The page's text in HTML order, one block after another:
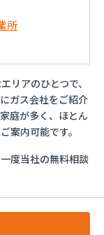
所
リアのひとつで、
ガス会社をご紹介
庭が多く、ほとん
案内可能です。
度当社の無料相談